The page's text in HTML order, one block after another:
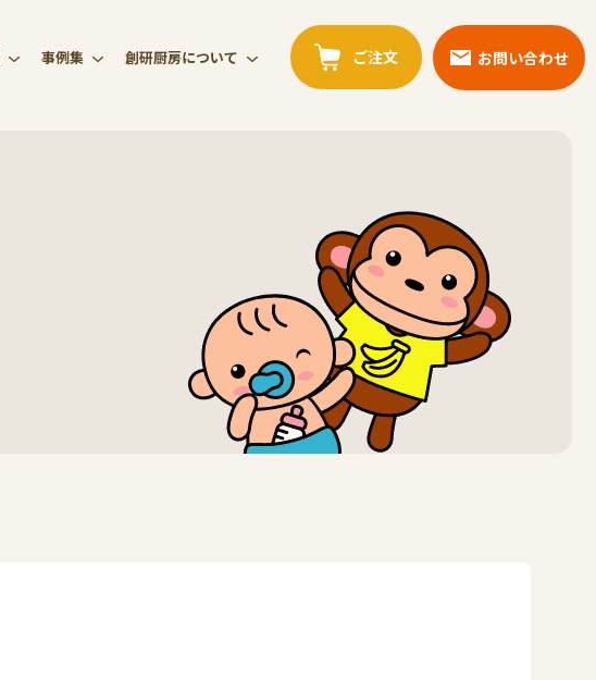
事例集 創研厨房について ご注文 お問い合わせ